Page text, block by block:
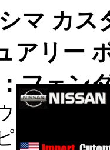
マ カス
アリー
フェン
ィンドゥ
ラー｜ク